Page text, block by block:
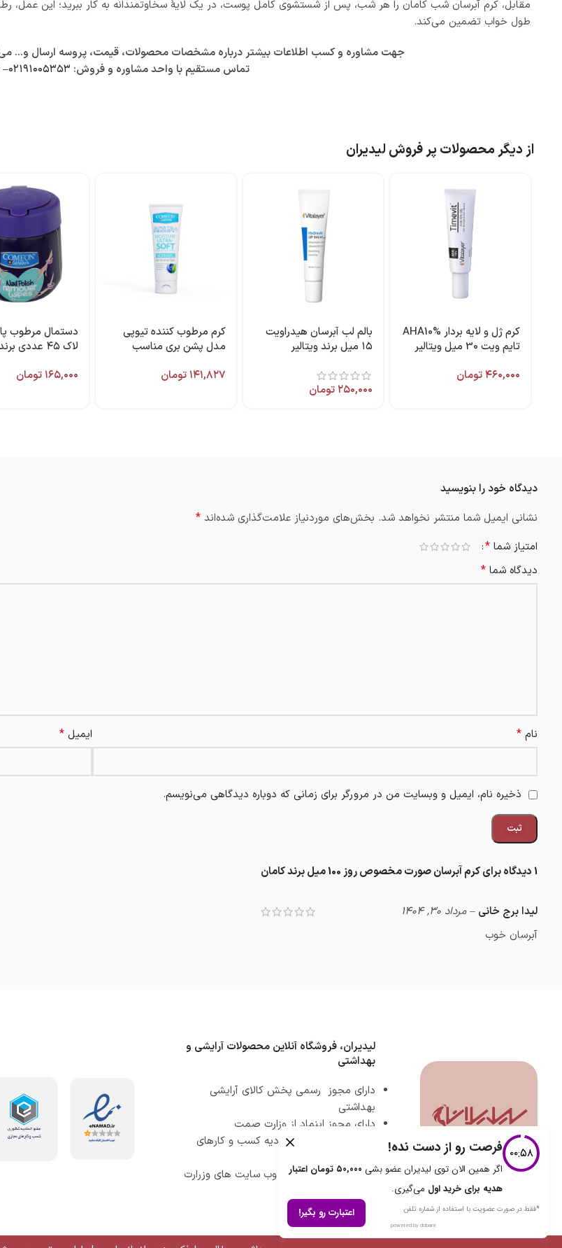
مقابل، کرم آبرسان شب کامان را هر شب، پس از شستشوی کامل پوست، در یک لایهٔ سخاوتمندانه به کار ببرید؛ این عمل،
طول خواب تضمین می‌کند.
جهت مشاوره و کسب اطلاعات بیشتر درباره مشخصات محصولات، قیمت، پروسه ارسال و…
تماس مستقیم با واحد مشاوره و فروش: ۰۲۱۹۱۰۰۵۳۵۳–
از دیگر محصولات پر فروش لیدیران
كرم ژل و لايه بردار AHA10%
تایم ویت 30 میل ويتالير
۴۶۰,۰۰۰تومان
بالم لب آبرسان هیدراویت
۱۵ میل برند ویتالیر
۲۵۰,۰۰۰تومان
کرم مرطوب‌‌ کننده تیوپی
مدل پشن‌ بری مناسب
کامان
۱۴۱,۸۲۷تومان
دستمال مرطوب
لاک ۴۵ عددی برند کامان
۱۶۵,۰۰۰تومان
1 دیدگاه برای کرم آبرسان صورت مخصوص روز 100 میل برند کامان
لیدا برج خانی – مرداد 30, 1404
آبرسان خوب
دیدگاه خود را بنویسید
نشانی ایمیل شما منتشر نخواهد شد. بخش‌های موردنیاز علامت‌گذاری شده‌اند *
امتیاز شما *
دیدگاه شما *
نام * ایمیل *
ذخیره نام، ایمیل و وبسایت من در مرورگر برای زمانی که دوباره دیدگاهی می‌نویسم.
لیدیران، فروشگاه آنلاین محصولات آرایشی و
بهداشتی
دارای مجوز رسمی پخش کالای آرایشی
بهداشتی
دارای مجوز اینماد از وزارت صمت
دارای مجوز رسمی اتحادیه کسب و کارهای
دارای مجوز ساماندهی وب سایت های وزرارت